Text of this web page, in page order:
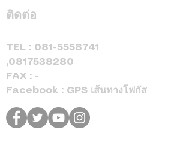
ติดต่อ
TEL : 081-5558741
,0817538280
FAX : -
Facebook : GPS เส้นทางโฟกัส